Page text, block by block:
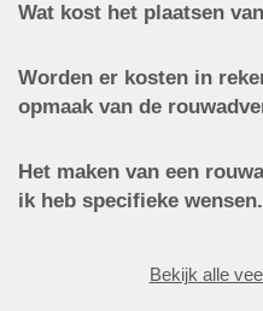
Wat kost het plaatsen
Worden er kosten in
opmaak van de
Het maken van een
ik heb specifieke
Bekijk alle